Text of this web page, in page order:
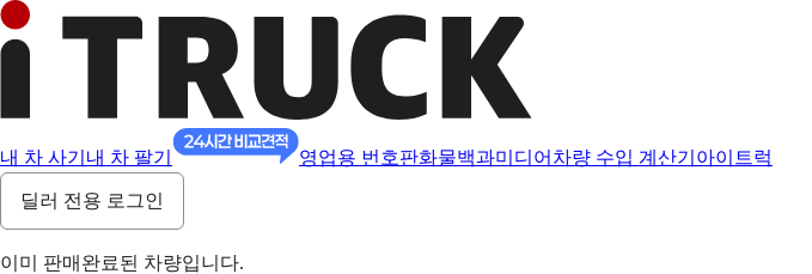
내 차 사기 내 차 팔기 영업용 번호판화물백과미디어 차량 수입 계산기 아이트럭
딜러 전용 로그인
이미 판매완료된 차량입니다.